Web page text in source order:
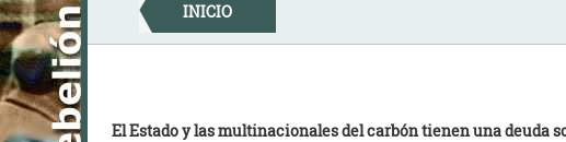
Skip
to
content
INICIO
El Estado y las multinacionales del carbón tienen una deuda